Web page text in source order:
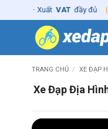
to
– Xuất VAT đầy đủ | 🚚
TRANG CHỦ / XE ĐẠP
Xe Đạp Địa